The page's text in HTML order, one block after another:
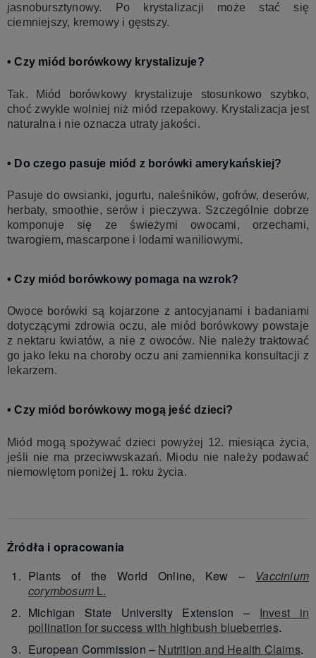
jasnobursztynowy. Po krystalizacji może stać się
ciemniejszy, kremowy i gęstszy.
• Czy miód borówkowy krystalizuje?
Tak. Miód borówkowy krystalizuje stosunkowo szybko,
choć zwykle wolniej niż miód rzepakowy. Krystalizacja jest
naturalna i nie oznacza utraty jakości.
• Do czego pasuje miód z borówki amerykańskiej?
Pasuje do owsianki, jogurtu, naleśników, gofrów, deserów,
herbaty, smoothie, serów i pieczywa. Szczególnie dobrze
komponuje się ze świeżymi owocami, orzechami,
twarogiem, mascarpone i lodami waniliowymi.
• Czy miód borówkowy pomaga na wzrok?
Owoce borówki są kojarzone z antocyjanami i badaniami
dotyczącymi zdrowia oczu, ale miód borówkowy powstaje
z nektaru kwiatów, a nie z owoców. Nie należy traktować
go jako leku na choroby oczu ani zamiennika konsultacji z
lekarzem.
• Czy miód borówkowy mogą jeść dzieci?
Miód mogą spożywać dzieci powyżej 12. miesiąca życia,
jeśli nie ma przeciwwskazań. Miodu nie należy podawać
niemowlętom poniżej 1. roku życia.
Źródła i opracowania
Plants of the World Online, Kew – Vaccinium
corymbosum L.
Michigan State University Extension – Invest in
pollination for success with highbush blueberries.
European Commission – Nutrition and Health Claims.